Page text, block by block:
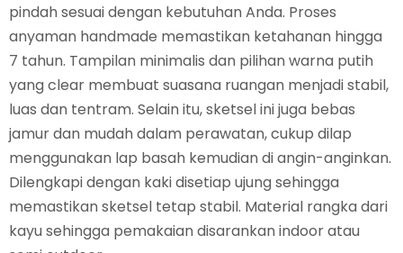
pindah sesuai dengan kebutuhan Anda. Proses
anyaman handmade memastikan ketahanan hingga
7 tahun. Tampilan minimalis dan pilihan warna putih
yang clear membuat suasana ruangan menjadi stabil,
luas dan tentram. Selain itu, sketsel ini juga bebas
jamur dan mudah dalam perawatan, cukup dilap
menggunakan lap basah kemudian di angin-anginkan.
Dilengkapi dengan kaki disetiap ujung sehingga
memastikan sketsel tetap stabil. Material rangka dari
kayu sehingga pemakaian disarankan indoor atau